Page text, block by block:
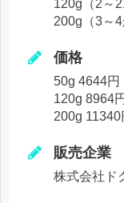
120g（2～
200g（3～4
価格
50g 4644円
120g 8964
200g 11340
販売企業
株式会社ド